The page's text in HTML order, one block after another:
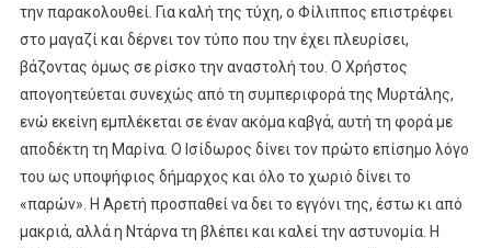
την παρακολουθεί. Για καλή της τύχη, ο Φίλιππος επιστρέφει
στο μαγαζί και δέρνει τον τύπο που την έχει πλευρίσει,
βάζοντας όμως σε ρίσκο την αναστολή του. Ο Χρήστος
απογοητεύεται συνεχώς από τη συμπεριφορά της Μυρτάλης,
ενώ εκείνη εμπλέκεται σε έναν ακόμα καβγά, αυτή τη φορά με
αποδέκτη τη Μαρίνα. Ο Ισίδωρος δίνει τον πρώτο επίσημο λόγο
του ως υποψήφιος δήμαρχος και όλο το χωριό δίνει το
«παρών». Η Αρετή προσπαθεί να δει το εγγόνι της, έστω κι από
μακριά, αλλά η Ντάρνα τη βλέπει και καλεί την αστυνομία. Η